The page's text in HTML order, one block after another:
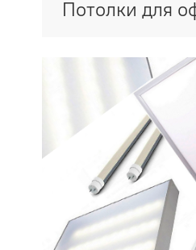
Потолки для